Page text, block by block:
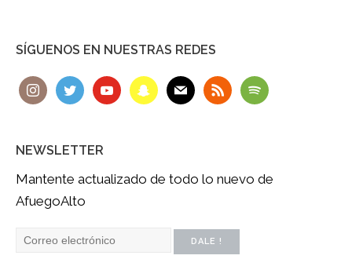
SÍGUENOS EN NUESTRAS REDES
NEWSLETTER
Mantente actualizado de todo lo nuevo de
AfuegoAlto